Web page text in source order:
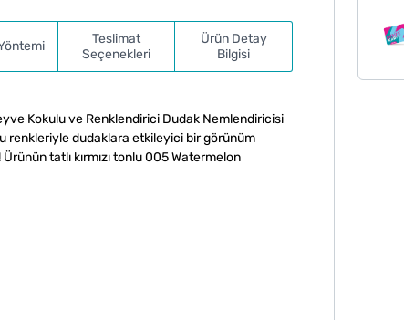
Teslimat
Seçenekleri
Ürün Detay
Bilgisi
Kokulu ve Renklendirici Dudak Nemlendiricisi
renkleriyle dudaklara etkileyici bir görünüm
tatlı kırmızı tonlu 005 Watermelon